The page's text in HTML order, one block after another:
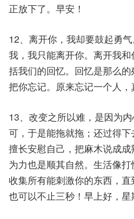
正放下了。早安！
12、离开你，我却要鼓起勇
我，我只能离开你。离开我
括我们的回忆。回忆是那么
把你忘记。原来忘记一个人，
13、改变之所以难，是因为
可，于是能拖就拖；还过得
擅长安慰自己，把麻木说成
为力也是顺其自然。生活像打
收集所有能刺激你的东西，
也可以不止三秒！早上好，星